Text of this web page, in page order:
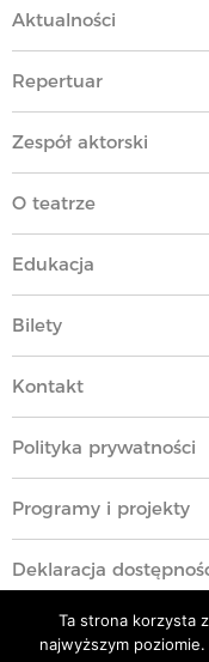
Aktualności
Repertuar
Zespół aktorski
O teatrze
Edukacja
Bilety
Kontakt
Polityka prywatności
Programy i projekty
Deklaracja
Standardy Ochrony
Ta strona korzysta
najwyższym